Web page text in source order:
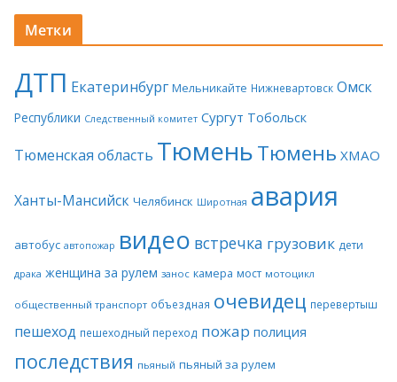
Метки
ДТП Екатеринбург Мельникайте Нижневартовск Омск
Республики Следственный комитет Сургут Тобольск
Тюменская область ТюменьТюмень ХМАО
Ханты-Мансийск Челябинск Широтная авария
автобус автопожар видео встречка грузовик дети
драка женщина за рулем занос камера мост мотоцикл
общественный транспорт объездная очевидец перевертыш
пешеход пешеходный переход пожар полиция
последствия пьяный пьяный за рулем